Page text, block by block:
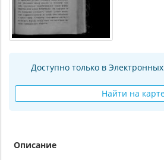
Доступно только в
Найти на
Описание